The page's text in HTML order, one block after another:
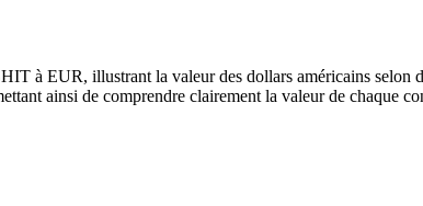
à EUR, illustrant la valeur des dollars américains
ainsi de comprendre clairement la valeur de chaque